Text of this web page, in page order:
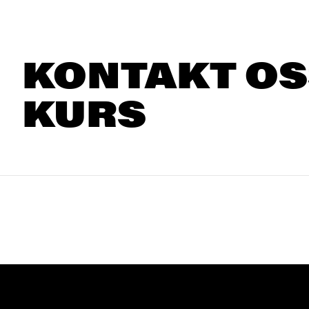
KONTAKT
KURS